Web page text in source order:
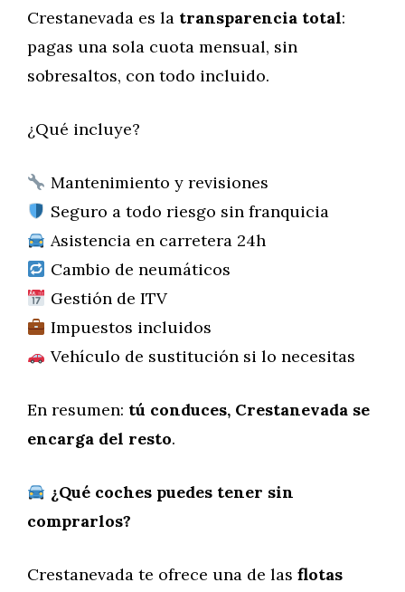
Crestanevada es la transparencia total:
pagas una sola cuota mensual, sin
sobresaltos, con todo incluido.
¿Qué incluye?
Mantenimiento y revisiones
Seguro a todo riesgo sin franquicia
Asistencia en carretera 24h
Cambio de neumáticos
Gestión de ITV
Impuestos incluidos
Vehículo de sustitución si lo necesitas
En resumen: tú conduces, Crestanevada se
encarga del resto.
¿Qué coches puedes tener sin
comprarlos?
Crestanevada te ofrece una de las flotas